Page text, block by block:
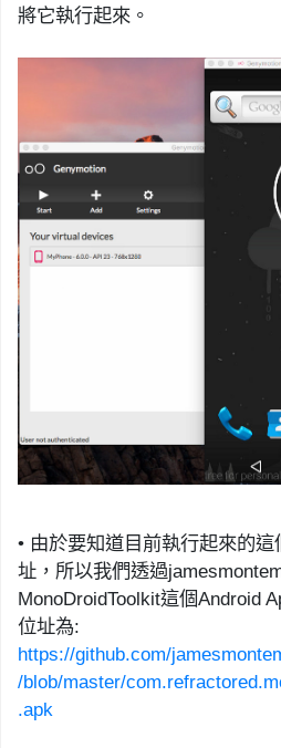
將它執行起來。
• 由於要知道目前執行起來的這
址，所以我們透過
MonoDroidToolkit這個Android
位址為:
https://github.com/
/blob/master/
.apk